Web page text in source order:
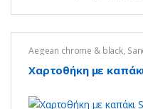
Aegean chrome & black,
Χαρτοθήκη με